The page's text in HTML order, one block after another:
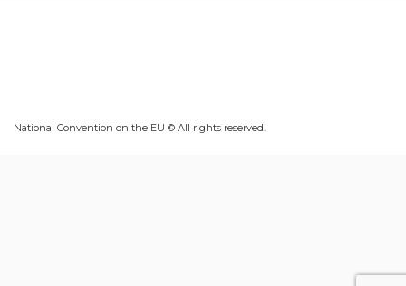
National Convention on the EU © All rights reserved.